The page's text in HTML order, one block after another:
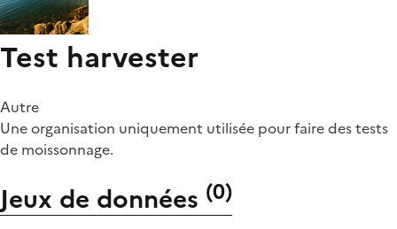
Test harvester
Autre
Une organisation uniquement utilisée pour faire des tests
de moissonnage.
Jeux de données (0)